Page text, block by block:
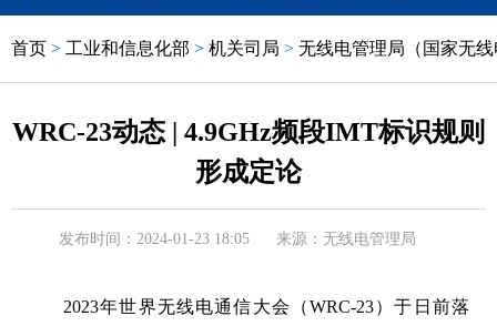
首页 > 工业和信息化部 > 机关司局 > 无线电管理局（国家无
WRC-23动态 | 4.9GHz频段IMT标识规则
形成定论
发布时间：2024-01-23 18:05 来源：无线电管理局
2023年世界无线电通信大会（WRC-23）于日前落